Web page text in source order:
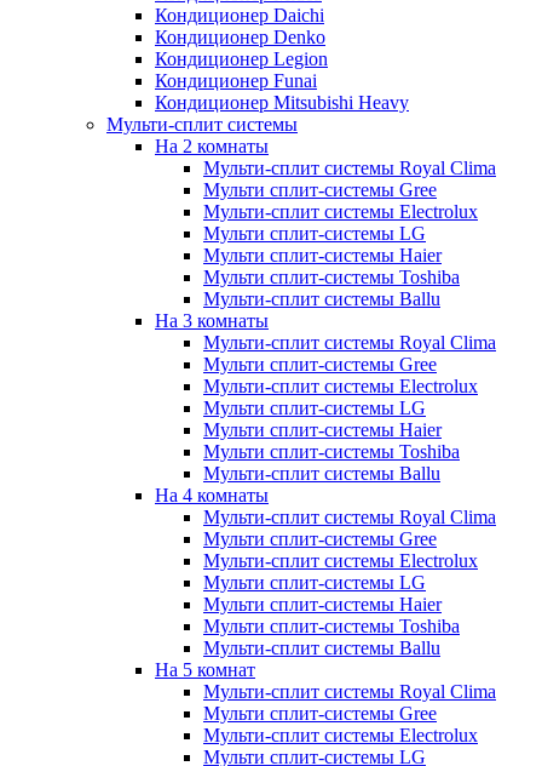
Кондиционер Daichi
Кондиционер Denko
Кондиционер Legion
Кондиционер Funai
Кондиционер Mitsubishi Heavy
Мульти-сплит системы
На 2 комнаты
Мульти-сплит системы Royal Clima
Мульти сплит-системы Gree
Мульти-сплит системы Electrolux
Мульти сплит-системы LG
Мульти сплит-системы Haier
Мульти сплит-системы Toshiba
Мульти-сплит системы Ballu
На 3 комнаты
Мульти-сплит системы Royal Clima
Мульти сплит-системы Gree
Мульти-сплит системы Electrolux
Мульти сплит-системы LG
Мульти сплит-системы Haier
Мульти сплит-системы Toshiba
Мульти-сплит системы Ballu
На 4 комнаты
Мульти-сплит системы Royal Clima
Мульти сплит-системы Gree
Мульти-сплит системы Electrolux
Мульти сплит-системы LG
Мульти сплит-системы Haier
Мульти сплит-системы Toshiba
Мульти-сплит системы Ballu
На 5 комнат
Мульти-сплит системы Royal Clima
Мульти сплит-системы Gree
Мульти-сплит системы Electrolux
Мульти сплит-системы LG